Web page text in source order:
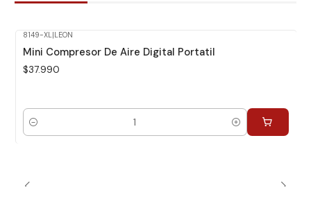
8149-XL|LEON
Mini Compresor De Aire Digital Portatil
$37.990
Cantidad